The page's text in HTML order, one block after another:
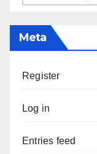
Meta
Register
Log in
Entries feed